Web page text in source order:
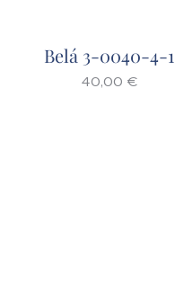
Belá 3-0040-4-1
40,00 €